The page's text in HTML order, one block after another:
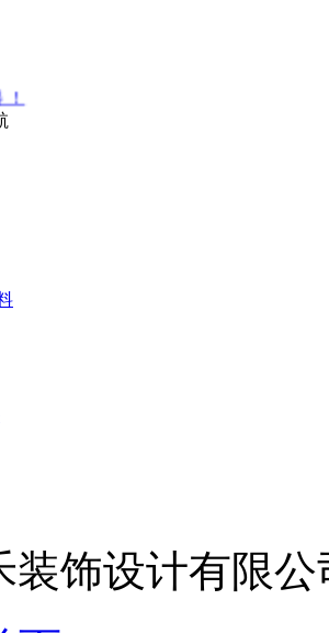
导航
装饰设计有限公